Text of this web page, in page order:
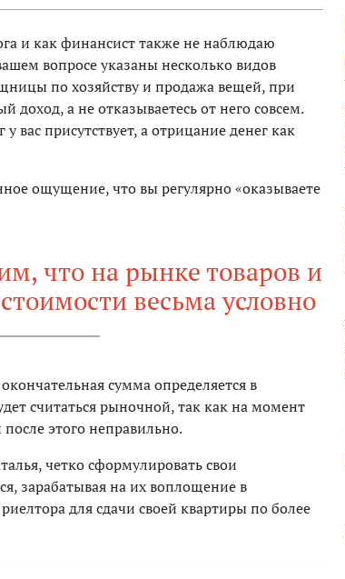
и как финансист также не наблюдаю
вопросе указаны несколько видов
по хозяйству и продажа вещей, при
доход, а не отказываетесь от него совсем.
вас присутствует, а отрицание денег как
ощущение, что вы регулярно «оказываете
что на рынке товаров и
весьма условно
сумма определяется в
считаться рыночной, так как на момент
этого неправильно.
четко сформулировать свои
зарабатывая на их воплощение в
для сдачи своей квартиры по более